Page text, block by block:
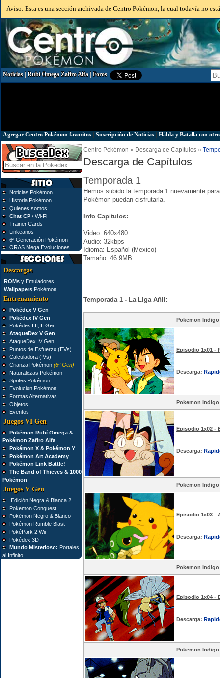
Aviso: Esta es una sección archivada de Centro Pokémon, la cual todavía no
Noticias|Rubí Omega Zafiro Alfa|Foros
Agregar Centro Pokémon favoritos Suscripción de Noticias Hábla y Batalla con
Noticias Pokémon
Historia Pokémon
Quienes somos
Chat CP / Wi-Fi
Trainer Cards
Linkeanos
6ª Generación Pokémon
ORAS Mega Evoluciones
Descargas
ROMs y Emuladores
Wallpapers Pokémon
Entrenamiento
Pokédex V Gen
Pokédex IV Gen
Pokédex I,II,III Gen
AtaqueDex V Gen
AtaqueDex IV Gen
Puntos de Esfuerzo (EVs)
Calculadora (IVs)
Crianza Pokémon (6ª Gen)
Naturalezas Pokémon
Sprites Pokémon
Evolución Pokémon
Formas Alternativas
Objetos
Eventos
Juegos VI Gen
Pokémon Rubí Omega &
Pokémon Zafiro Alfa
Pokémon X & Pokémon Y
Pokémon Art Academy
Pokémon Link Battle!
The Band of Thieves & 1000
Pokémon
Juegos V Gen
Edición Negra & Blanca 2
Pokemon Conquest
Pokémon Negro & Blanco
Pokémon Rumble Blast
PokéPark 2 Wii
Pokédex 3D
Mundo Misterioso: Portales
al Infinito
Centro Pokémon » Descarga de Capítulos »
Descarga de Capítulos
Temporada 1
Hemos subido la temporada 1 nuevamente
Pokémon puedan disfrutarla.
Info Capitulos:
Video: 640x480
Audio: 32kbps
Idioma: Español (Mexico)
Tamaño: 46.9MB
Temporada 1 - La Liga Añil:
Pokemon Indigo
Episodio 1x01 -
Descarga:
Pokemon Indigo
Episodio 1x02 -
Descarga:
Pokemon Indigo
Episodio 1x03 -
Descarga:
Pokemon Indigo
Episodio 1x04 -
Descarga:
Pokemon Indigo